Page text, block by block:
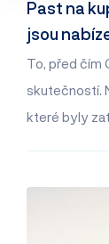
Past na
jsou
To, před čím
skutečností.
které byly